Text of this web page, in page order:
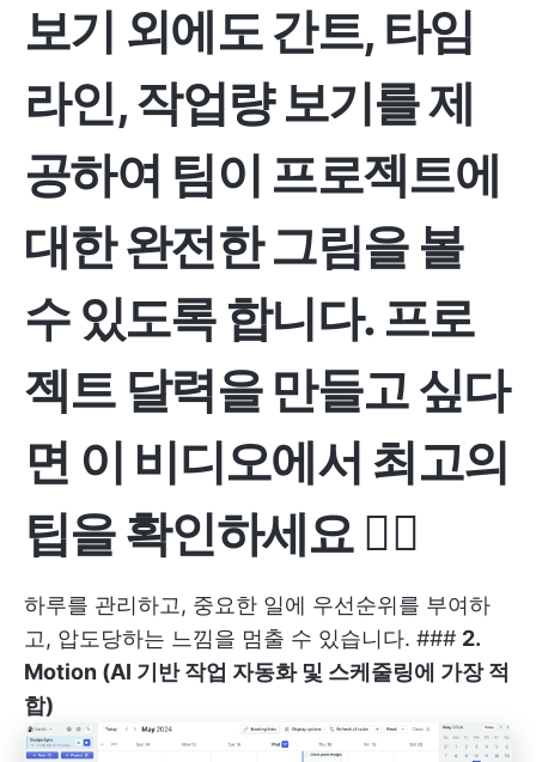
보기 외에도 간트, 타임
라인, 작업량 보기를 제
공하여 팀이 프로젝트에
대한 완전한 그림을 볼
수 있도록 합니다. 프로
젝트 달력을 만들고 싶다
면 이 비디오에서 최고의
팁을 확인하세요 👇🏽
하루를 관리하고, 중요한 일에 우선순위를 부여하
고, 압도당하는 느낌을 멈출 수 있습니다. ### 2.
Motion (AI 기반 작업 자동화 및 스케줄링에 가장 적
합)